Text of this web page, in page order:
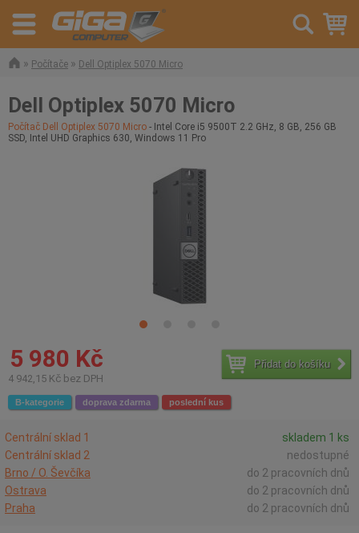
» Počítače » Dell Optiplex 5070 Micro
Dell Optiplex 5070 Micro
Počítač Dell Optiplex 5070 Micro - Intel Core i5 9500T 2.2 GHz, 8 GB, 256 GB
SSD, Intel UHD Graphics 630, Windows 11 Pro
5 980 Kč
4 942,15 Kč bez DPH
Přidat do košíku
B-kategorie doprava zdarma poslední kus
Centrální sklad 1
skladem 1 ks
Centrální sklad 2
nedostupné
Brno / O. Ševčíka
do 2 pracovních dnů
Ostrava
do 2 pracovních dnů
Praha
do 2 pracovních dnů